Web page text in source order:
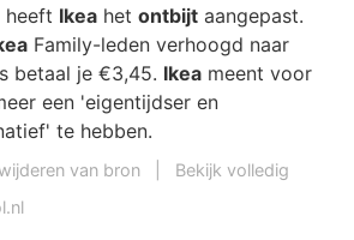
heeft Ikea het ontbijt aangepast.
Family-leden verhoogd naar
betaal je €3,45. Ikea meent voor
een 'eigentijdser en
te hebben.
van bron
Bekijk volledig